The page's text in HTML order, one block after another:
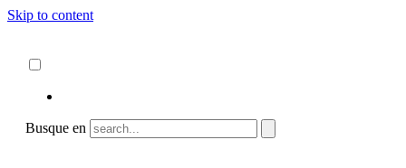
Skip to content
Busque en